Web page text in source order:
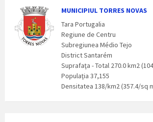
MUNICIPIUL TORRES NOVAS
Tara Portugalia
Regiune de Centru
Subregiunea Médio Tejo
District Santarém
Suprafaţa - Total 270.0 km2
Populaţia 37,155
Densitatea 138/km2 (357.4/sq